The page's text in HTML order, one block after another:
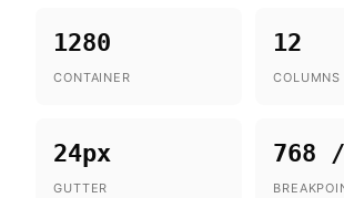
1280
CONTAINER
12
COLUMNS
24px
GUTTER
768